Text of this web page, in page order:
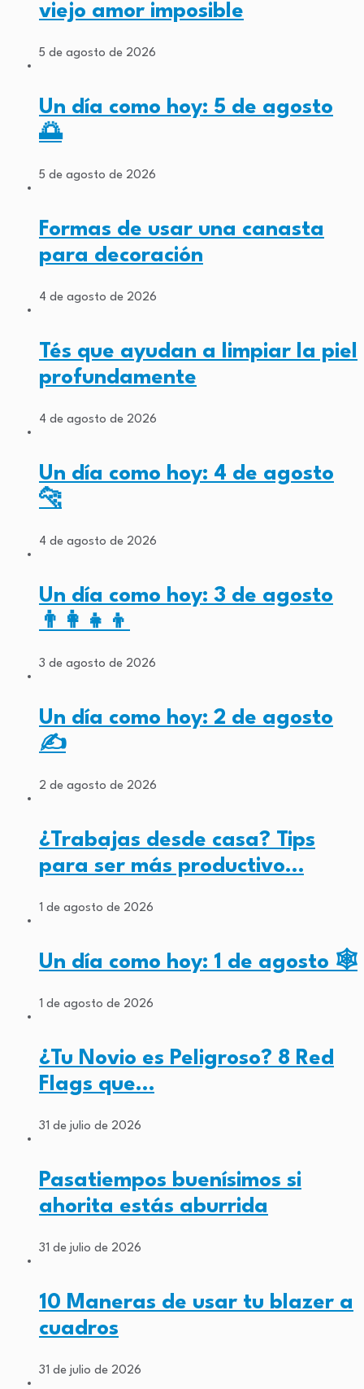
viejo amor imposible
5 de agosto de 2026
Un día como hoy: 5 de agosto
🌅
5 de agosto de 2026
Formas de usar una canasta
para decoración
4 de agosto de 2026
Tés que ayudan a limpiar la piel
profundamente
4 de agosto de 2026
Un día como hoy: 4 de agosto
🐆
4 de agosto de 2026
Un día como hoy: 3 de agosto
👨‍👩‍👧‍👦
3 de agosto de 2026
Un día como hoy: 2 de agosto
✍️
2 de agosto de 2026
¿Trabajas desde casa? Tips
para ser más productivo…
1 de agosto de 2026
Un día como hoy: 1 de agosto 🕸️
1 de agosto de 2026
¿Tu Novio es Peligroso? 8 Red
Flags que…
31 de julio de 2026
Pasatiempos buenísimos si
ahorita estás aburrida
31 de julio de 2026
10 Maneras de usar tu blazer a
cuadros
31 de julio de 2026